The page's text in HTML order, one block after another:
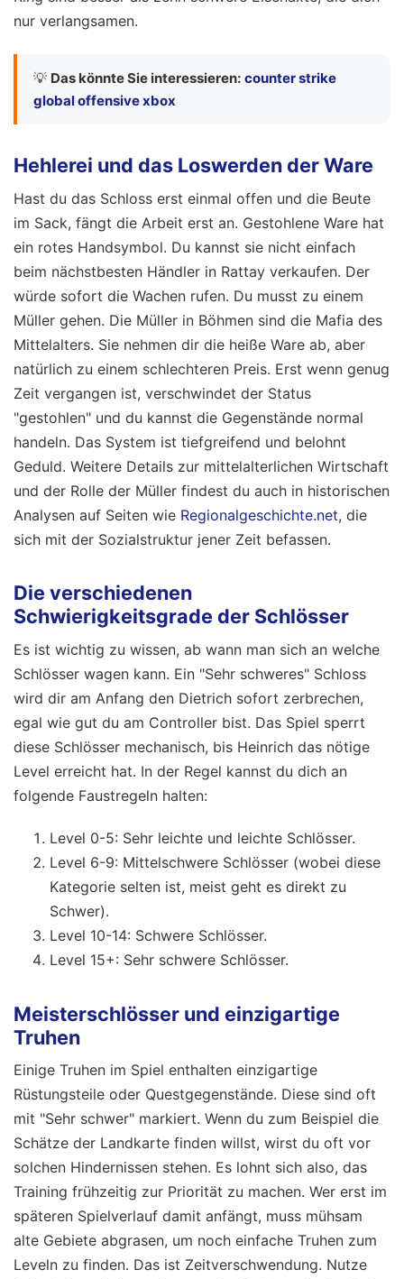
nur verlangsamen.
💡 Das könnte Sie interessieren: counter strike
global offensive xbox
Hehlerei und das Loswerden der Ware
Hast du das Schloss erst einmal offen und die Beute
im Sack, fängt die Arbeit erst an. Gestohlene Ware hat
ein rotes Handsymbol. Du kannst sie nicht einfach
beim nächstbesten Händler in Rattay verkaufen. Der
würde sofort die Wachen rufen. Du musst zu einem
Müller gehen. Die Müller in Böhmen sind die Mafia des
Mittelalters. Sie nehmen dir die heiße Ware ab, aber
natürlich zu einem schlechteren Preis. Erst wenn genug
Zeit vergangen ist, verschwindet der Status
"gestohlen" und du kannst die Gegenstände normal
handeln. Das System ist tiefgreifend und belohnt
Geduld. Weitere Details zur mittelalterlichen Wirtschaft
und der Rolle der Müller findest du auch in historischen
Analysen auf Seiten wie Regionalgeschichte.net, die
sich mit der Sozialstruktur jener Zeit befassen.
Die verschiedenen
Schwierigkeitsgrade der Schlösser
Es ist wichtig zu wissen, ab wann man sich an welche
Schlösser wagen kann. Ein "Sehr schweres" Schloss
wird dir am Anfang den Dietrich sofort zerbrechen,
egal wie gut du am Controller bist. Das Spiel sperrt
diese Schlösser mechanisch, bis Heinrich das nötige
Level erreicht hat. In der Regel kannst du dich an
folgende Faustregeln halten:
Level 0-5: Sehr leichte und leichte Schlösser.
Level 6-9: Mittelschwere Schlösser (wobei diese
Kategorie selten ist, meist geht es direkt zu
Schwer).
Level 10-14: Schwere Schlösser.
Level 15+: Sehr schwere Schlösser.
Meisterschlösser und einzigartige
Truhen
Einige Truhen im Spiel enthalten einzigartige
Rüstungsteile oder Questgegenstände. Diese sind oft
mit "Sehr schwer" markiert. Wenn du zum Beispiel die
Schätze der Landkarte finden willst, wirst du oft vor
solchen Hindernissen stehen. Es lohnt sich also, das
Training frühzeitig zur Priorität zu machen. Wer erst im
späteren Spielverlauf damit anfängt, muss mühsam
alte Gebiete abgrasen, um noch einfache Truhen zum
Leveln zu finden. Das ist Zeitverschwendung. Nutze